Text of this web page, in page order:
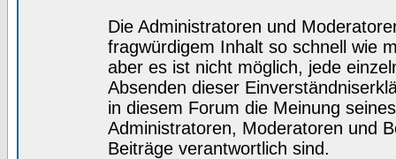
Die Administratoren und
fragwürdigem Inhalt so schnell wie
aber es ist nicht möglich, jede
Absenden dieser
in diesem Forum die Meinung
Administratoren, Moderatoren und
Beiträge verantwortlich sind.